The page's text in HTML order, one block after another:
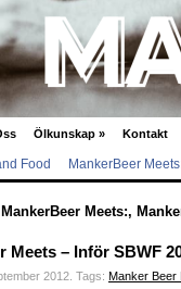
Ölkunskap » Kontakt
Food MankerBeer
MankerBeer Meets:,
Meets – Inför SBWF
2012. Tags: Manker Beer